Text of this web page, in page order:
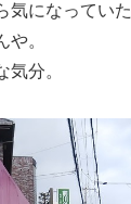
気になっていた
。
分。